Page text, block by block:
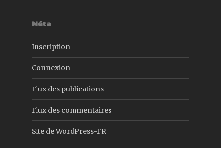
Méta
Inscription
Connexion
Flux des publications
Flux des commentaires
Site de WordPress-FR